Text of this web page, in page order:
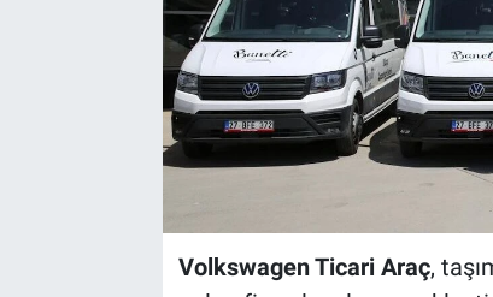
Volkswagen Ticari Araç,